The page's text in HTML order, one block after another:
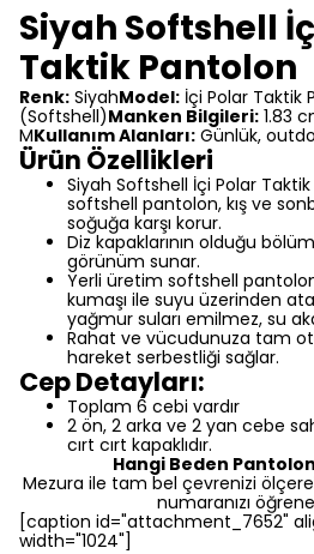
Siyah Softshell
Taktik Pantolon
Renk: SiyahModel: İçi Polar Taktik
(Softshell)Manken Bilgileri: 1.83
MKullanım Alanları: Günlük,
Ürün Özellikleri
Siyah Softshell İçi Polar
softshell pantolon, kış ve
soğuğa karşı korur.
Diz kapaklarının olduğu
görünüm sunar.
Yerli üretim softshell
kumaşı ile suyu üzerinden
yağmur suları emilmez, su
Rahat ve vücudunuza tam
hareket serbestliği sağlar.
Cep Detayları:
Toplam 6 cebi vardır
2 ön, 2 arka ve 2 yan cebe
cırt cırt kapaklıdır.
Hangi Beden
Mezura ile tam bel çevrenizi
numaranızı
[caption id="attachment_7652"
width="1024"]